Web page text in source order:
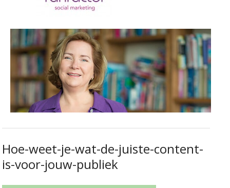
Hoe-weet-je-wat-de-juiste-content-
is-voor-jouw-publiek